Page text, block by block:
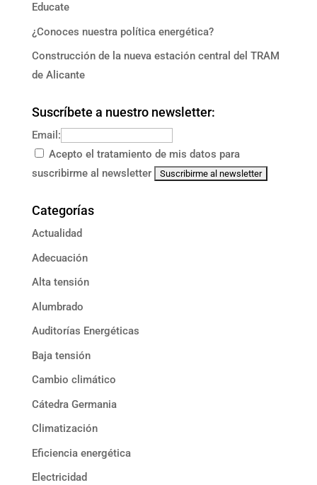
Educate
¿Conoces nuestra política energética?
Construcción de la nueva estación central del TRAM
de Alicante
Suscríbete a nuestro newsletter:
Email:
Acepto el tratamiento de mis datos para
suscribirme al newsletter
Categorías
Actualidad
Adecuación
Alta tensión
Alumbrado
Auditorías Energéticas
Baja tensión
Cambio climático
Cátedra Germania
Climatización
Eficiencia energética
Electricidad